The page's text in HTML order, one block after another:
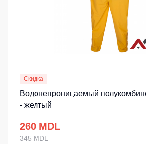
Скидка
Водонепроницаемый
- желтый
260 MDL
345 MDL